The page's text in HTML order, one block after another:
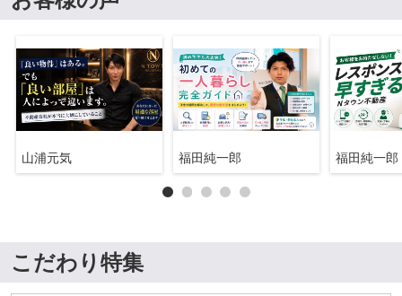
山浦元気 福田純一郎 福田純一郎
こだわり特集